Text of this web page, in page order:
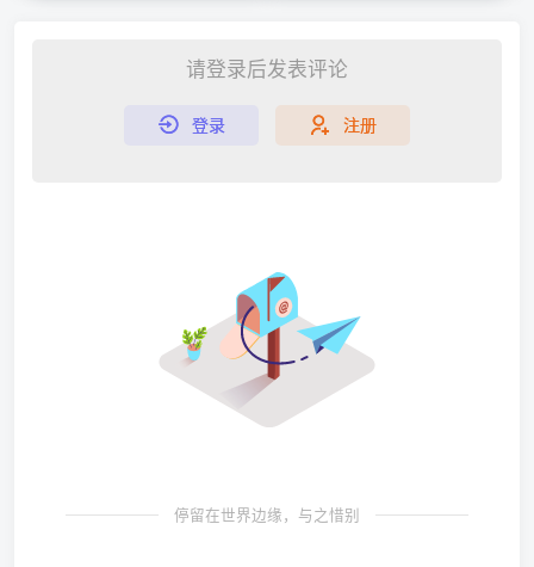
请登录后发表评论
登录 注册
停留在世界边缘，与之惜别